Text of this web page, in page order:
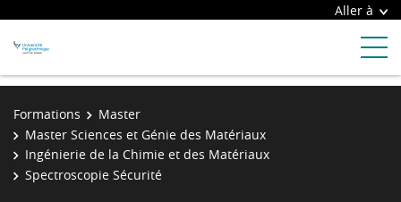
Aller à
Formations
Master
Master Sciences et Génie des Matériaux
Ingénierie de la Chimie et des Matériaux
Spectroscopie Sécurité